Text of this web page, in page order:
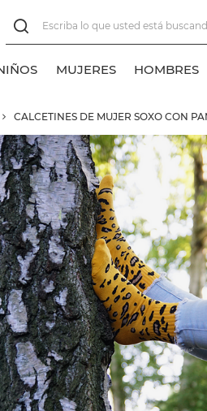
todos
todos
MUJERES
todos
tobilleros
normales
invisibles
HOMBRES
todos
normales
tobilleros
invisibles
sneakers
CALCETINES DE MUJER SOXO CON